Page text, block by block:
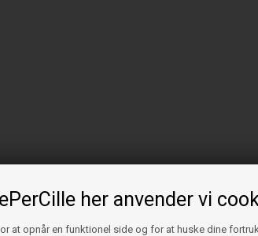
her anvender vi
at opnår en funktionel side og for at huske dine